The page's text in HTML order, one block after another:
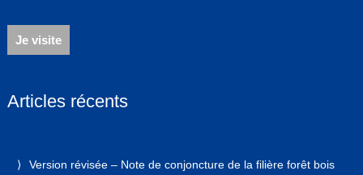
Je visite
Articles récents
Version révisée – Note de conjoncture de la filière forêt bois